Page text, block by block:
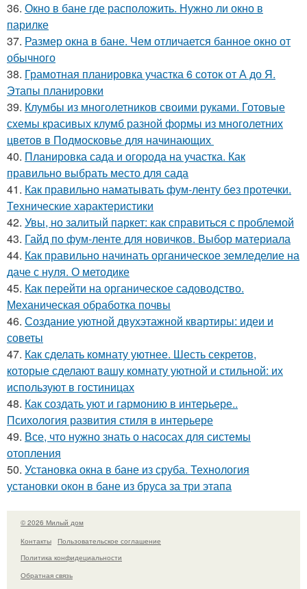
36. Окно в бане где расположить. Нужно ли окно в
парилке
37. Размер окна в бане. Чем отличается банное окно от
обычного
38. Грамотная планировка участка 6 соток от А до Я.
Этапы планировки
39. Клумбы из многолетников своими руками. Готовые
схемы красивых клумб разной формы из многолетних
цветов в Подмосковье для начинающих
40. Планировка сада и огорода на участка. Как
правильно выбрать место для сада
41. Как правильно наматывать фум-ленту без протечки.
Технические характеристики
42. Увы, но залитый паркет: как справиться с проблемой
43. Гайд по фум-ленте для новичков. Выбор материала
44. Как правильно начинать органическое земледелие на
даче с нуля. О методике
45. Как перейти на органическое садоводство.
Механическая обработка почвы
46. Создание уютной двухэтажной квартиры: идеи и
советы
47. Как сделать комнату уютнее. Шесть секретов,
которые сделают вашу комнату уютной и стильной: их
используют в гостиницах
48. Как создать уют и гармонию в интерьере..
Психология развития стиля в интерьере
49. Все, что нужно знать о насосах для системы
отопления
50. Установка окна в бане из сруба. Технология
установки окон в бане из бруса за три этапа
© 2026 Милый дом
Контакты
Пользовательское соглашение
Политика конфидециальности
Обратная связь